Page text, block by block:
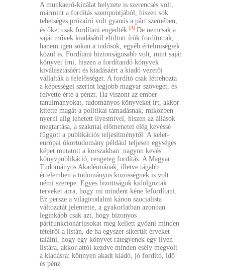
A munkaerő-kínálat helyzete is szerencsés volt,
mármint a fordítás szempontjából, hiszen sok
tehetséges prózaíró volt gyanús a párt szemében,
és őket csak fordítani engedték. [4] De nemcsak a
saját művek kiadásától eltiltott írók fordítottak,
hanem igen sokan a tudósok, egyéb értelmiségiek
közül is. Fordítani biztonságosabb volt, mint saját
könyvet írni, hiszen a fordítandó könyvek
kiválasztásáért és kiadásáért a kiadó vezetői
vállalták a felelősséget. A fordító csak létrehozta
a képességei szerint legjobb magyar szöveget, és
felvette érte a pénzt. Ha viszont az ember
tanulmányokat, tudományos könyveket írt, akkor
kitette magát a politikai támadásnak, miközben
nyerni alig lehetett ilyesmivel, hiszen az állások
megtartása, a szakmai előmenetel elég kevéssé
függött a publikációs teljesítménytől. A kelet-
európai ókortudomány például teljesen egységes
képet mutatott a korszakban: nagyon kevés
könyvpublikáció, rengeteg fordítás. A Magyar
Tudományos Akadémiának, illetve tágabb
értelemben a tudományos közösségnek is volt
némi szerepe. Egyes bizottságok kidolgoztak
terveket arra, hogy mi mindent kéne lefordítani.
Ez persze a világirodalmi kánon szocialista
változatát jelentette, a gyakorlatban azonban
leginkább csak azt, hogy bizonyos
pártfunkcionáriusokat meg kellett győzni minden
tételről a listán, de ha egyszer sikerült érveket
találni, hogy egy könyvet rátegyenek egy ilyen
listára, akkor attól kezdve minden esély megvolt
a kiadásra: könnyen akadt kiadó, jó fordító, idő
és pénz.